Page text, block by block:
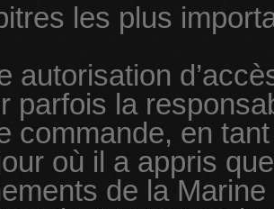
les plus
autorisation
parfois la
commande, en
où il a appris
de la